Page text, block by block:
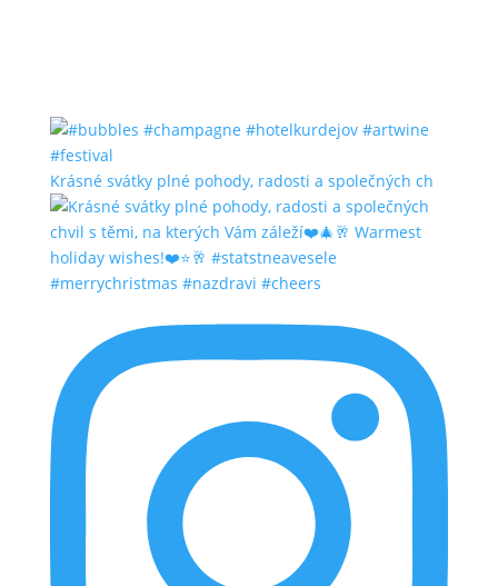
Krásné svátky plné pohody, radosti a společných ch